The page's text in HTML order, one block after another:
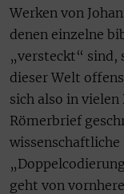
Werken von
denen einzelne
„versteckt“ sind,
dieser Welt
sich also in vielen
Römerbrief
geht von